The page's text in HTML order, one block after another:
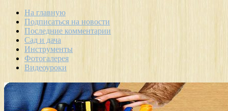
На главную
Подписаться на новости
Последние комментарии
Сад и дача
Инструменты
Фотогалерея
Видеоуроки